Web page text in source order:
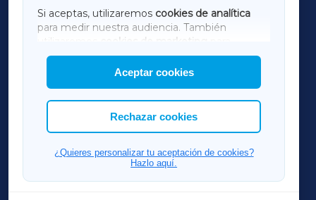
Si aceptas, utilizaremos cookies de analítica
para medir nuestra audiencia. También
utilizaremos
cookies de marketing
mostrar publicidad de terceros.
Asimismo, puedes personalizar la elección de
las cookies que deseas permitir.
Aceptar cookies
Rechazar cookies
¿Quieres personalizar tu aceptación de cookies?
Hazlo aquí.
AMARIÑAXA
RIBEIRASACRAXA
ACORUÑAXA
FERROLXA
OURENSEXA